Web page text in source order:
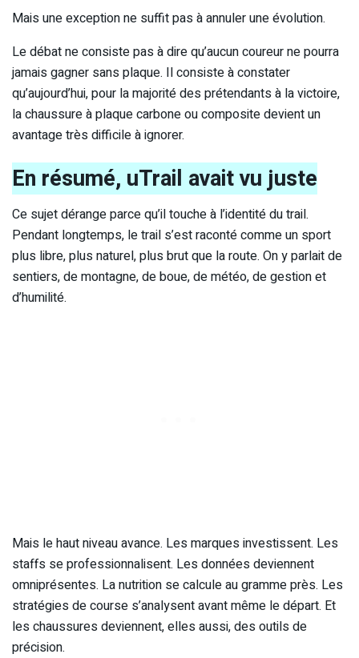
Mais une exception ne suffit pas à annuler une évolution.
Le débat ne consiste pas à dire qu’aucun coureur ne pourra
jamais gagner sans plaque. Il consiste à constater
qu’aujourd’hui, pour la majorité des prétendants à la victoire,
la chaussure à plaque carbone ou composite devient un
avantage très difficile à ignorer.
En résumé, uTrail avait vu juste
Ce sujet dérange parce qu’il touche à l’identité du trail.
Pendant longtemps, le trail s’est raconté comme un sport
plus libre, plus naturel, plus brut que la route. On y parlait de
sentiers, de montagne, de boue, de météo, de gestion et
d’humilité.
Mais le haut niveau avance. Les marques investissent. Les
staffs se professionnalisent. Les données deviennent
omniprésentes. La nutrition se calcule au gramme près. Les
stratégies de course s’analysent avant même le départ. Et
les chaussures deviennent, elles aussi, des outils de
précision.